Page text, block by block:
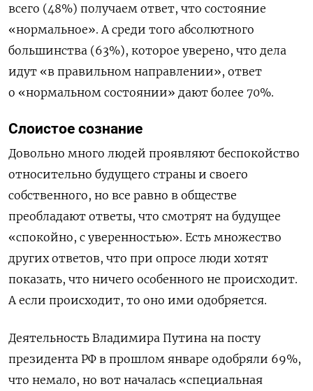
всего (48%) получаем ответ, что состояние
«нормальное». А среди того абсолютного
большинства (63%), которое уверено, что дела
идут «в правильном направлении», ответ
о «нормальном состоянии» дают более 70%.
Слоистое сознание
Довольно много людей проявляют беспокойство
относительно будущего страны и своего
собственного, но все равно в обществе
преобладают ответы, что смотрят на будущее
«спокойно, с уверенностью». Есть множество
других ответов, что при опросе люди хотят
показать, что ничего особенного не происходит.
А если происходит, то оно ими одобряется.
Деятельность Владимира Путина на посту
президента РФ в прошлом январе одобряли 69%,
что немало, но вот началась «специальная